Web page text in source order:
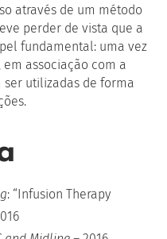
através de um método
perder de vista que a
fundamental: uma vez
associação com a
utilizadas de forma
: “Infusion Therapy